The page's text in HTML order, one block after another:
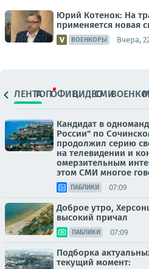
Юрий Котенок: На
применяется новая
ВОЕНКОРЫ Вчера,
ЛЕНТАТОПОФИЦ.ВИДЕОСМИ
Кандидат в
России" по
продолжил серию
на телевидении и
омерзительным
этом СМИ многое
ПАБЛИКИ 07:09
Доброе утро,
высокий причал
ПАБЛИКИ 07:09
Подборка
текущий момент: